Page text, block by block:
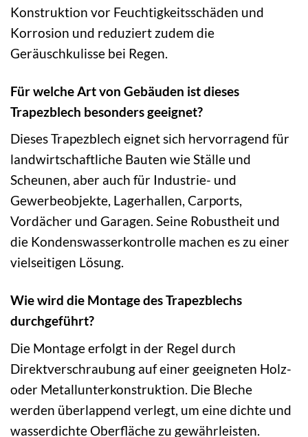
Konstruktion vor Feuchtigkeitsschäden und
Korrosion und reduziert zudem die
Geräuschkulisse bei Regen.
Für welche Art von Gebäuden ist dieses
Trapezblech besonders geeignet?
Dieses Trapezblech eignet sich hervorragend für
landwirtschaftliche Bauten wie Ställe und
Scheunen, aber auch für Industrie- und
Gewerbeobjekte, Lagerhallen, Carports,
Vordächer und Garagen. Seine Robustheit und
die Kondenswasserkontrolle machen es zu einer
vielseitigen Lösung.
Wie wird die Montage des Trapezblechs
durchgeführt?
Die Montage erfolgt in der Regel durch
Direktverschraubung auf einer geeigneten Holz-
oder Metallunterkonstruktion. Die Bleche
werden überlappend verlegt, um eine dichte und
wasserdichte Oberfläche zu gewährleisten.